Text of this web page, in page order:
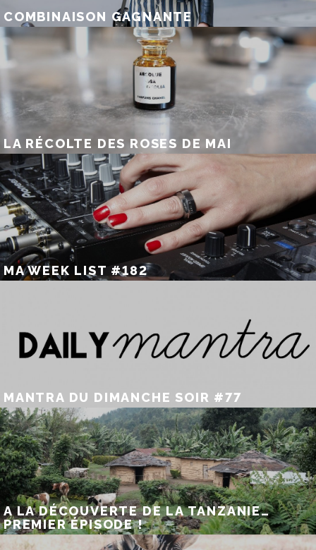
COMBINAISON GAGNANTE
LA RÉCOLTE DES ROSES DE MAI
MA WEEK LIST #182
MANTRA DU DIMANCHE SOIR #77
A LA DÉCOUVERTE DE LA TANZANIE…
PREMIER ÉPISODE !